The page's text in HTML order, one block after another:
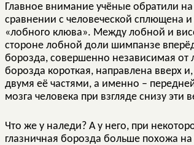
Главное внимание учёные обратили
сравнении с человеческой сплющена и
«лобного клюва». Между лобной и
стороне лобной доли шимпанзе
борозда, совершенно независимая от
борозда короткая, направлена вверх
двумя её частями, а именно –
мозга человека при взгляде снизу
Что же у наледи? А у него, при
глазничная борозда больше похожа